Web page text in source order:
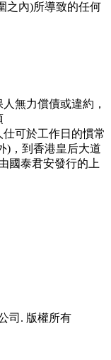
之內)所導致的任何
無力償債或違約，
可於工作日的慣常
)，到香港皇后大道
國泰君安發行的上
司. 版權所有